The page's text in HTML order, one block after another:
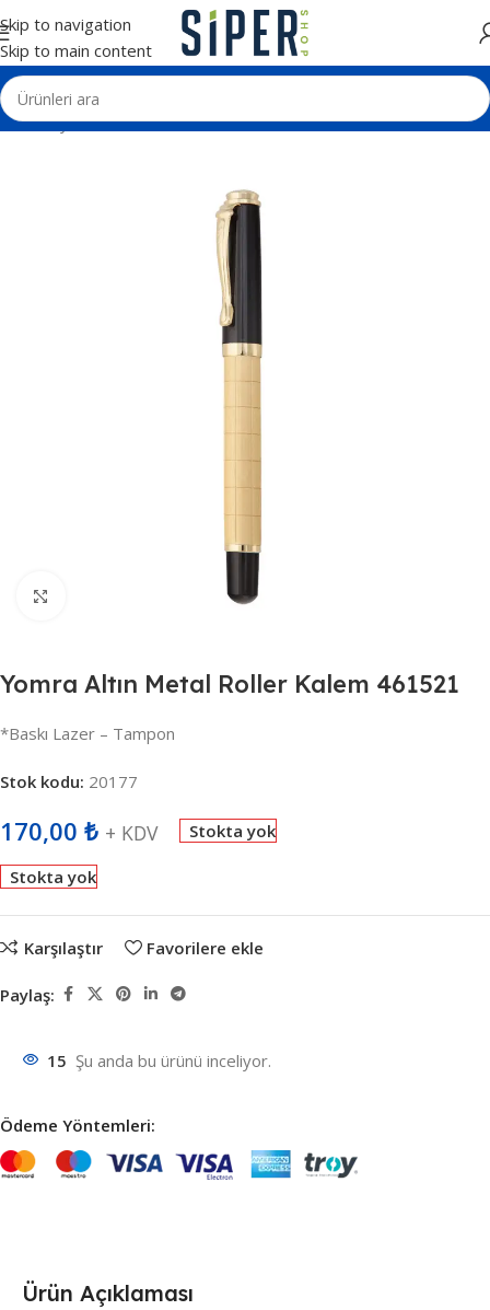
Skip to navigation
Skip to main content
Ana Sayfa Kalemler Roller Kalemler
Büyütmek için tıklayın
Yomra Altın Metal Roller Kalem 461521
*Baskı Lazer – Tampon
Stok kodu: 20177
170,00 ₺ + KDV Stokta yok
Stokta yok
Karşılaştır Favorilere ekle
Paylaş:
15 Şu anda bu ürünü inceliyor.
Ödeme Yöntemleri:
Ürün Açıklaması